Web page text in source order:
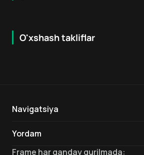
O'xshash takliflar
16 + 7.2
Navigatsiya
Yordam
Aloqa
Frame har qanday qurilmada: